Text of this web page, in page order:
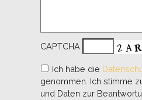
CAPTCHA
Ich habe die
genommen. Ich stimme
und Daten zur